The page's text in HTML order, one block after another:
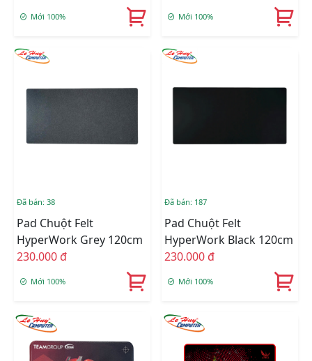
Mới 100% Mới 100%
Đã bán: 38
Pad Chuột Felt
HyperWork Grey 120cm
230.000 đ
Mới 100%
Đã bán: 187
Pad Chuột Felt
HyperWork Black 120cm
230.000 đ
Mới 100%